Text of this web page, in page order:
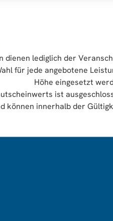
dienen lediglich der
für jede angebotene
Höhe eingesetzt
ist
können innerhalb der